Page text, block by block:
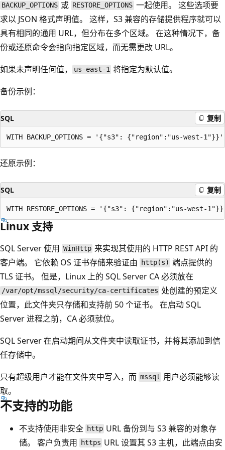
BACKUP_OPTIONS 或 RESTORE_OPTIONS 一起使用。 这些选项要
求以 JSON 格式声明值。 这样，S3 兼容的存储提供程序就可以
具有相同的通用 URL，但分布在多个区域。 在这种情况下，备
份或还原命令会指向指定区域，而无需更改 URL。
如果未声明任何值，
us-east-1 将指定为默认值。
备份示例：
SQL 复制
还原示例：
SQL 复制
Linux 支持
SQL Server 使用 WinHttp 来实现其使用的 HTTP REST API 的
客户端。 它依赖 OS 证书存储来验证由
http(s) 端点提供的
TLS 证书。 但是，Linux 上的 SQL Server CA 必须放在
/var/opt/mssql/security/ca-certificates 处创建的预定义
位置，此文件夹只存储和支持前 50 个证书。 在启动 SQL
Server 进程之前，CA 必须就位。
SQL Server 在启动期间从文件夹中读取证书，并将其添加到信
任存储中。
只有超级用户才能在文件夹中写入，而 mssql 用户必须能够读
取。
不支持的功能
不支持使用非安全 http URL 备份到与 S3 兼容的对象存
储。 客户负责用
https URL 设置其 S3 主机，此端点由安